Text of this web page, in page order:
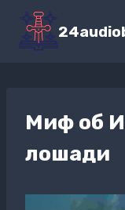
Перейти
содержимому
Миф об
лошади